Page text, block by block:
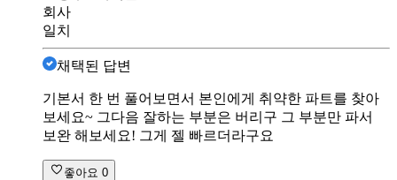
회사
일치
채택된 답변
기본서 한 번 풀어보면서 본인에게 취약한 파트를 찾아
보세요~ 그다음 잘하는 부분은 버리구 그 부분만 파서
보완 해보세요! 그게 젤 빠르더라구요
좋아요 0